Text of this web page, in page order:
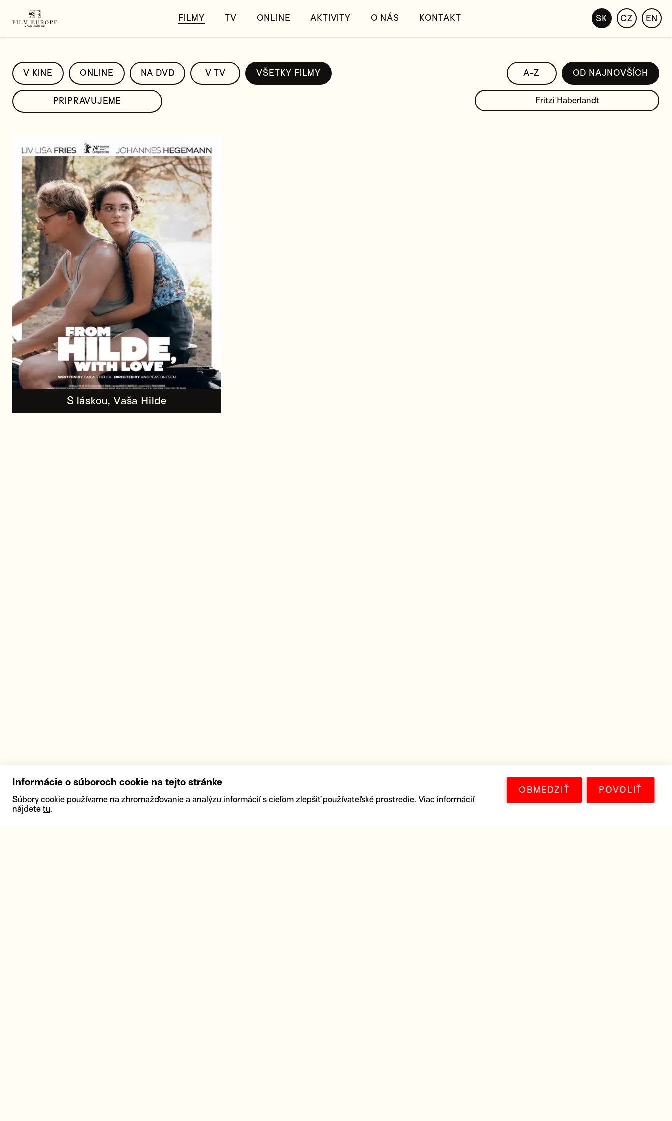
FILMY TV ONLINE AKTIVITY O NÁS KONTAKT SK CZ EN
V KINE ONLINE NA DVD V TV VŠETKY FILMY OD NAJNOVŠÍCH
A-Z
PRIPRAVUJEME
S láskou, Vaša Hilde
Informácie o súboroch cookie na tejto stránke
Súbory cookie používame na zhromažďovanie a analýzu informácií s cieľom zlepšiť používateľské prostredie. Viac informácií
nájdete tu.
OBMEDZIŤ POVOLIŤ